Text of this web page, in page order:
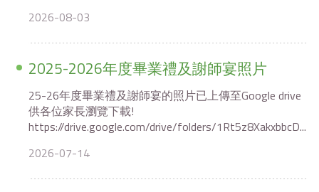
2026-08-03
2025-2026年度畢業禮及謝師宴照片
25-26年度畢業禮及謝師宴的照片已上傳至Google drive
供各位家長瀏覽下載!
https://drive.google.com/drive/folders/1Rt5z8XakxbbcD...
2026-07-14